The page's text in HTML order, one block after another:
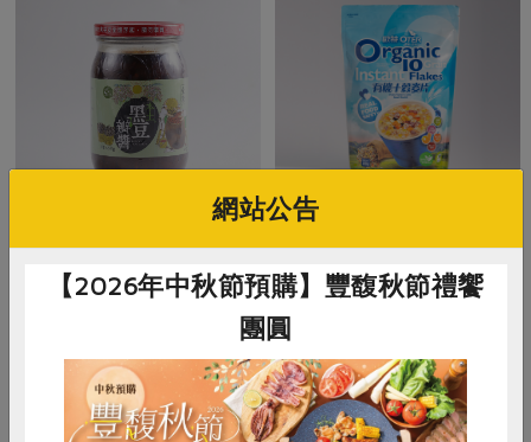
常溫
正原有機國際有限公司
500公克
全素 常溫
$160
網站公告
【2026年中秋節預購】豐馥秋節禮饗
團圓